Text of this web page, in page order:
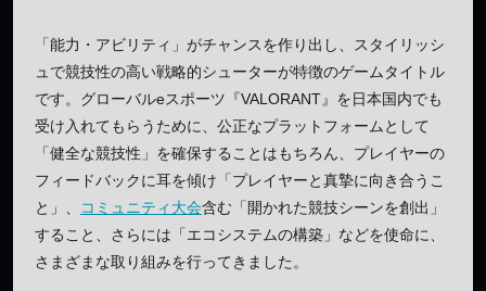
「能力・アビリティ」がチャンスを作り出し、スタイリッシ
ュで競技性の高い戦略的シューターが特徴のゲームタイトル
です。グローバルeスポーツ『VALORANT』を日本国内でも
受け入れてもらうために、公正なプラットフォームとして
「健全な競技性」を確保することはもちろん、プレイヤーの
フィードバックに耳を傾け「プレイヤーと真摯に向き合うこ
と」、
コミュニティ大会含む「開かれた競技シーンを創出」
すること、さらには「エコシステムの構築」などを使命に、
さまざまな取り組みを行ってきました。